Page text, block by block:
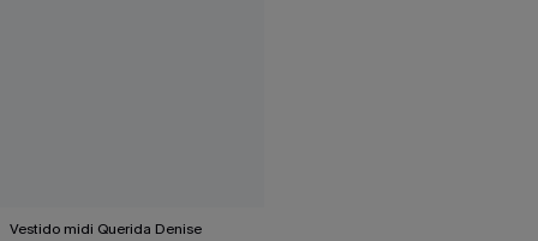
Vestido midi Querida Denise